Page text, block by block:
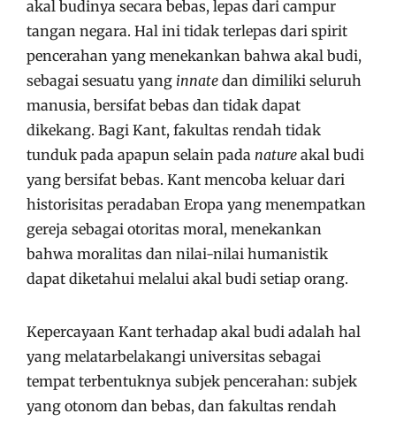
akal budinya secara bebas, lepas dari campur
tangan negara. Hal ini tidak terlepas dari spirit
pencerahan yang menekankan bahwa akal budi,
sebagai sesuatu yang innate dan dimiliki seluruh
manusia, bersifat bebas dan tidak dapat
dikekang. Bagi Kant, fakultas rendah tidak
tunduk pada apapun selain pada nature akal budi
yang bersifat bebas. Kant mencoba keluar dari
historisitas peradaban Eropa yang menempatkan
gereja sebagai otoritas moral, menekankan
bahwa moralitas dan nilai-nilai humanistik
dapat diketahui melalui akal budi setiap orang.
Kepercayaan Kant terhadap akal budi adalah hal
yang melatarbelakangi universitas sebagai
tempat terbentuknya subjek pencerahan: subjek
yang otonom dan bebas, dan fakultas rendah